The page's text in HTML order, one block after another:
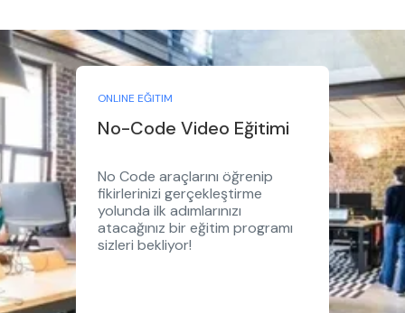
ONLINE EĞITIM
No-Code Video Eğitimi
No Code araçlarını öğrenip
fikirlerinizi gerçekleştirme
yolunda ilk adımlarınızı
atacağınız bir eğitim programı
sizleri bekliyor!